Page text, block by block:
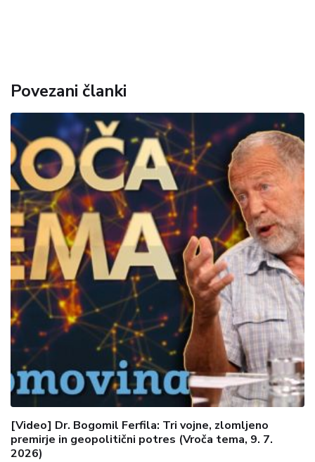
Povezani članki
[Video] Dr. Bogomil Ferfila: Tri vojne, zlomljeno
premirje in geopolitični potres (Vroča tema, 9. 7.
2026)